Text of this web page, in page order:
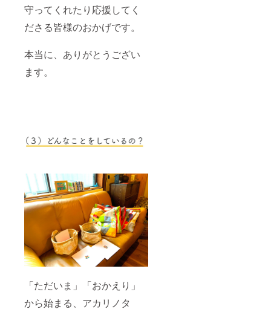
守ってくれたり応援してく
ださる皆様のおかげです。
本当に、ありがとうござい
ます。
「ただいま」「おかえり」
から始まる、アカリノタ